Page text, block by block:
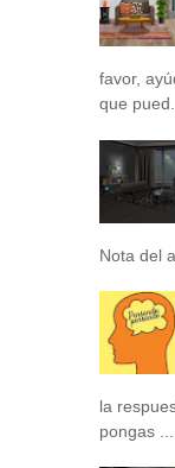
favor,
que pued...
Nota del
la
pongas ...